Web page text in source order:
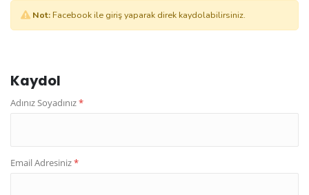
Not: Facebook ile giriş yaparak direk kaydolabilirsiniz.
Kaydol
Adınız Soyadınız*
Email Adresiniz*